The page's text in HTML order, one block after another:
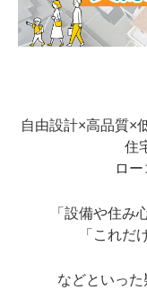
自由設計×高品質×
住
ロ
「設備や住み
「これだ
などといった